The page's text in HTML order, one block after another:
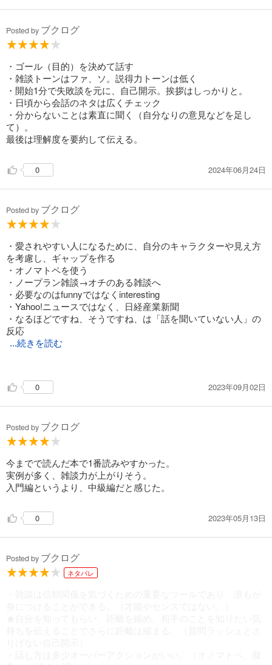
っておくとその人は一流に見えてくる
⭐︎あいづちのさしすせそ
し→知らなかったです
す→すてきですね
せ→センスがいいですね
そ→それはすごいですね
⭐︎振り返りができる人は強い→会話が終わってからすぐにメモ
を取る（録音して聴いたら完璧！）
Posted by ブクログ
・ゴール（目的）を決めて話す
・雑談トーンはファ、ソ。説得力トーンは低く
・開始1分で失敗談を元に、自己開示。挨拶はしっかりと。
・日頃から会話のネタは広くチェック
・分からないことは素直に聞く（自分なりの意見などを足し
て）。
最後は理解度を要約して伝える。
0 2024年06月24日
Posted by ブクログ
・愛されやすい人になるために、自分のキャラクターや見え方
を考慮し、ギャップを作る
・オノマトペを使う
・ノープラン雑談→オチのある雑談へ
・必要なのはfunnyではなくinteresting
・Yahoo!ニュースではなく、日経産業新聞
・なるほどですね、そうですね、は「話を聞いていない人」の
反応
...続きを読む
・「なぜですか？」は愚問
・少し盛る
まだけでは不十分）
・混んだ居酒屋で店員さんに聞こえるような通る声を身につけ
日頃自分が行っていることを見直す機会となった。
タクシーの運転手さんと話す、美容師さんと話す、結婚式の司
するためには並々ならぬ努力と労力が必要だと感じた。
一つのことを克服するために費やせる力がある人だからこそ、
0 2023年09月02日
Posted by ブクログ
今までで読んだ本で1番読みやすかった。
実例が多く、雑談力が上がりそう。
入門編というより、中級編だと感じた。
0 2023年05月13日
Posted by ブクログ
ネタバレ